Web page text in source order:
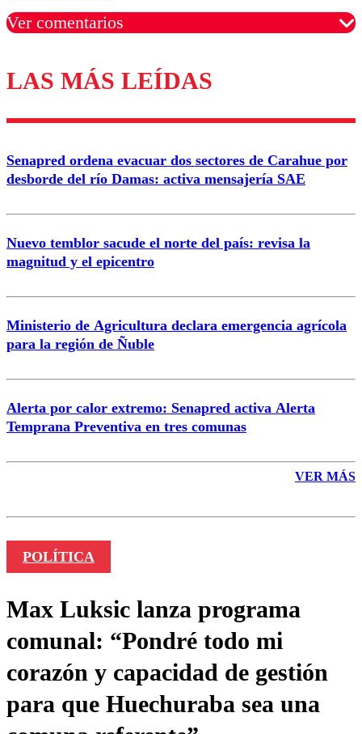
Ver comentarios
Los comentarios son moderados para garantizar un
diálogo respetuoso.
Nombre
Correo
LAS MÁS LEÍDAS
Senapred ordena evacuar dos sectores de Carahue por
desborde del río Damas: activa mensajería SAE
Nuevo temblor sacude el norte del país: revisa la
magnitud y el epicentro
Ministerio de Agricultura declara emergencia agrícola
para la región de Ñuble
Alerta por calor extremo: Senapred activa Alerta
Temprana Preventiva en tres comunas
VER MÁS
POLÍTICA
Max Luksic lanza programa
comunal: “Pondré todo mi
corazón y capacidad de gestión
para que Huechuraba sea una